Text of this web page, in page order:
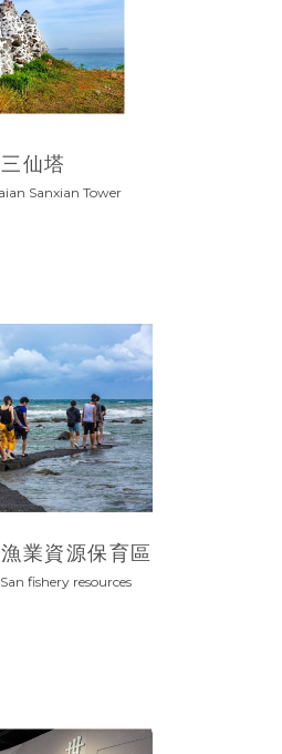
仙塔
Sanxian Tower
業資源保育區
fishery resources